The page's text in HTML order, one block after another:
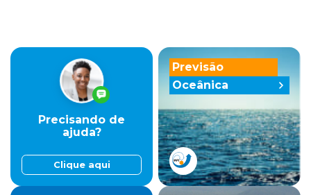
Previsão
Oceânica
Precisando de
ajuda?
Clique aqui